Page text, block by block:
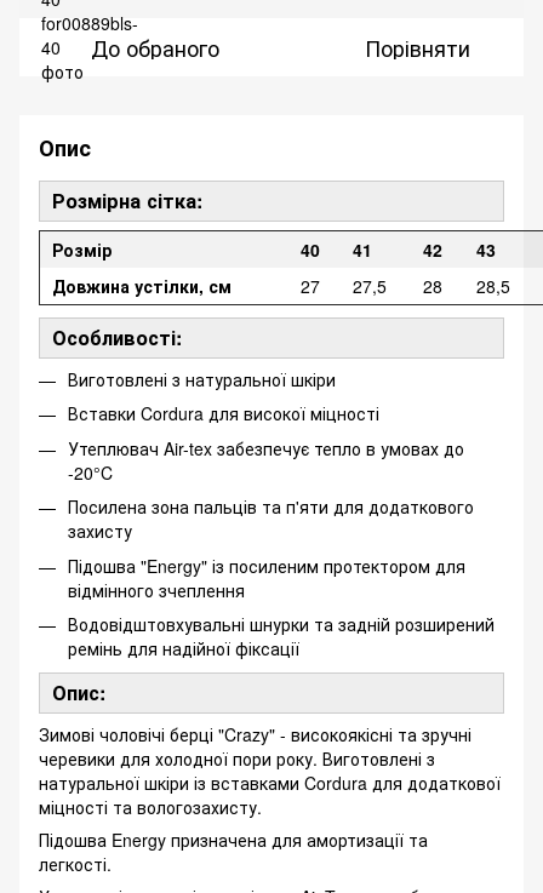
До обраного Порівняти
Опис
Розмірна сітка:
Розмір 40 41 42
43
Довжина устілки, см
27 27,5 28 28,5
Особливості:
Виготовлені з натуральної шкіри
Вставки Cordura для високої міцності
Утеплювач Air-tex забезпечує тепло в умовах до
-20°C
Посилена зона пальців та п'яти для додаткового
захисту
Підошва "Energy" із посиленим протектором для
відмінного зчеплення
Водовідштовхувальні шнурки та задній розширений
ремінь для надійної фіксації
Опис:
Зимові чоловічі берці "Crazy" - високоякісні та зручні
черевики для холодної пори року. Виготовлені з
натуральної шкіри із вставками Cordura для додаткової
міцності та вологозахисту.
Підошва Energy призначена для амортизації та
легкості.